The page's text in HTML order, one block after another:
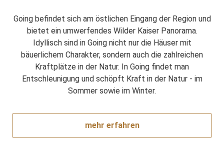
Going befindet sich am östlichen Eingang der Region und
bietet ein umwerfendes Wilder Kaiser Panorama.
Idyllisch sind in Going nicht nur die Häuser mit
bäuerlichem Charakter, sondern auch die zahlreichen
Kraftplätze in der Natur. In Going findet man
Entschleunigung und schöpft Kraft in der Natur - im
Sommer sowie im Winter.
mehr erfahren